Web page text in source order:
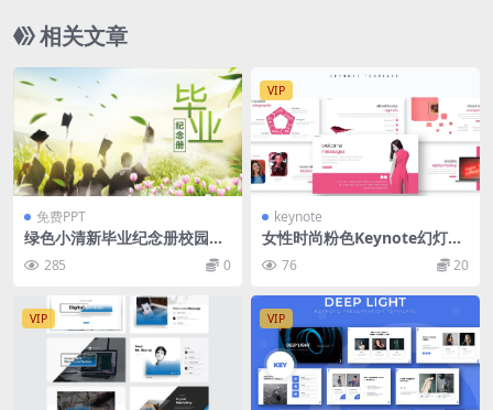
相关文章
免费PPT
绿色小清新毕业纪念册校园回
忆同学合照PPT模板
285 0
VIP
keynote
女性时尚粉色Keynote幻灯片
设计模板 Instamora – Keyn
ote Template
76 20
VIP VIP